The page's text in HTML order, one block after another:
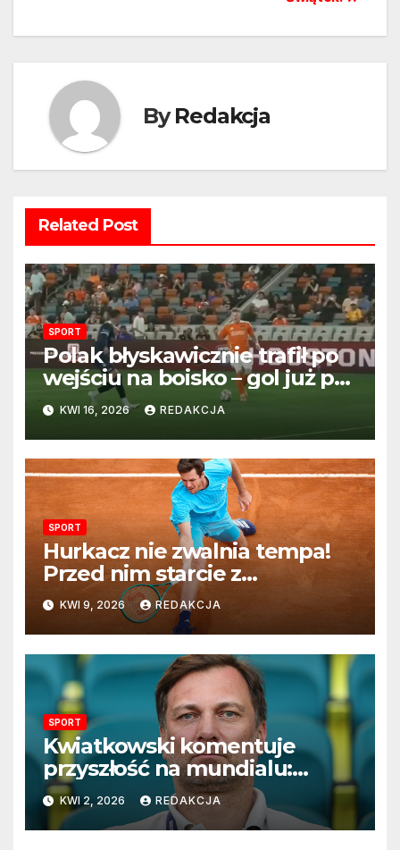
ByRedakcja
Related Post
SPORT
Polak błyskawicznie trafił po
wejściu na boisko – gol już po
22 sekundach!
KWI 16, 2026 REDAKCJA
SPORT
Hurkacz nie zwalnia tempa!
Przed nim starcie z
Vacherotem w trzeciej
rundzie Monte Carlo
KWI 9, 2026 REDAKCJA
SPORT
Kwiatkowski komentuje
przyszłość na mundialu:
„Rozważamy rezygnację”
KWI 2, 2026 REDAKCJA